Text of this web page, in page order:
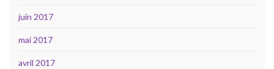
juin 2017
mai 2017
avril 2017